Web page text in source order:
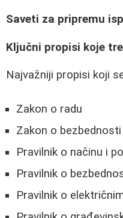
Saveti za pripremu
Ključni propisi koje
Najvažniji propisi koji
Zakon o radu
Zakon o
Pravilnik o načinu i
Pravilnik o
Pravilnik o